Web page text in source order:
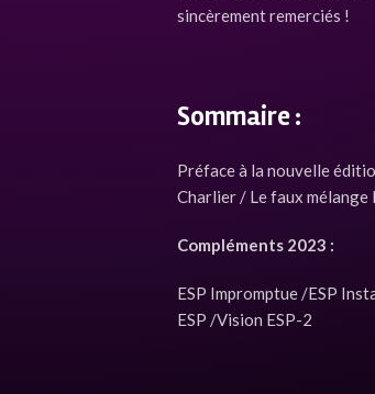
sincèrement remerciés !
Sommaire :
Préface à la nouvelle
Charlier / Le faux mélange
Compléments 2023 :
ESP Impromptue /ESP
ESP /Vision ESP-2